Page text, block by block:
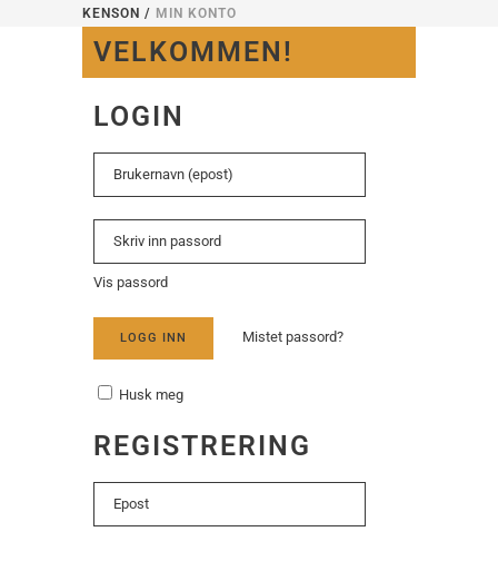
KENSON / MIN KONTO
VELKOMMEN!
LOGIN
Vis passord
LOGG INN Mistet passord?
Husk meg
REGISTRERING